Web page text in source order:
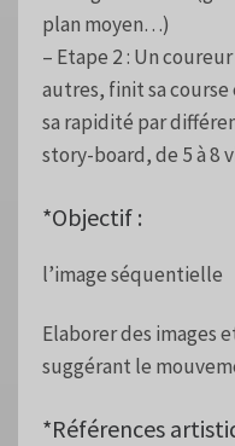
plan moyen…)
– Etape 2 : Un
autres, finit sa course
sa rapidité par
story-board, de 5 à 8
*Objectif :
l’image séquentielle
Elaborer des images
suggérant le
*Références